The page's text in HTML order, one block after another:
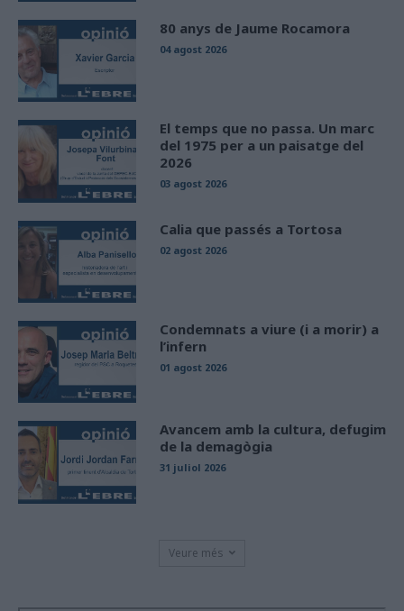
80 anys de Jaume Rocamora
04 agost 2026
El temps que no passa. Un marc
del 1975 per a un paisatge del
2026
03 agost 2026
Calia que passés a Tortosa
02 agost 2026
Condemnats a viure (i a morir) a
l’infern
01 agost 2026
Avancem amb la cultura, defugim
de la demagògia
31 juliol 2026
Veure més